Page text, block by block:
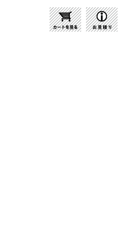
器具の通販・インテリア照明の通信販売【ライ